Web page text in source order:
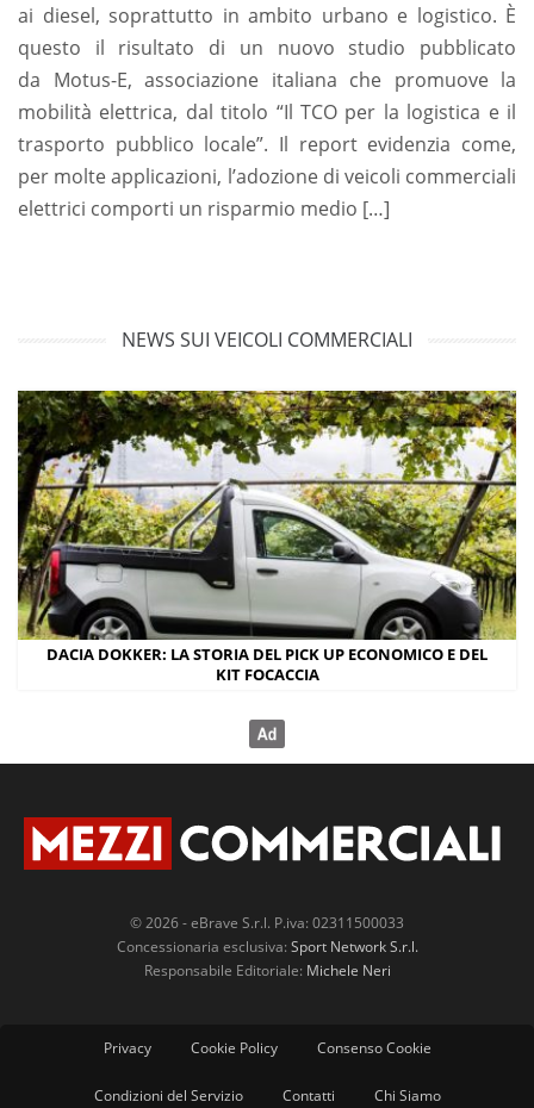
ai diesel, soprattutto in ambito urbano e logistico. È
questo il risultato di un nuovo studio pubblicato
da Motus-E, associazione italiana che promuove la
mobilità elettrica, dal titolo “Il TCO per la logistica e il
trasporto pubblico locale”. Il report evidenzia come,
per molte applicazioni, l’adozione di veicoli commerciali
elettrici comporti un risparmio medio […]
NEWS SUI VEICOLI COMMERCIALI
DACIA DOKKER: LA STORIA DEL PICK UP ECONOMICO E DEL
KIT FOCACCIA
© 2026 - eBrave S.r.l. P.iva: 02311500033
Concessionaria esclusiva: Sport Network S.r.l.
Responsabile Editoriale: Michele Neri
Privacy Cookie Policy Consenso Cookie
Condizioni del Servizio Contatti Chi Siamo